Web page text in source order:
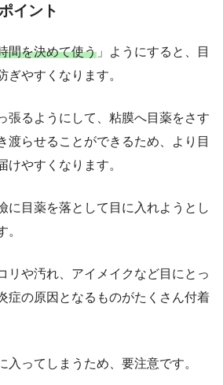
イント
間を決めて使う 」ようにすると、目
ぎやすくなります。
張るようにして、粘膜へ目薬をさす
渡らせることができるため、より目
けやすくなります。
に目薬を落として目に入れようとし
。
リや汚れ、アイメイクなど目にとっ
症の原因となるものがたくさん付着
入ってしまうため、要注意です。